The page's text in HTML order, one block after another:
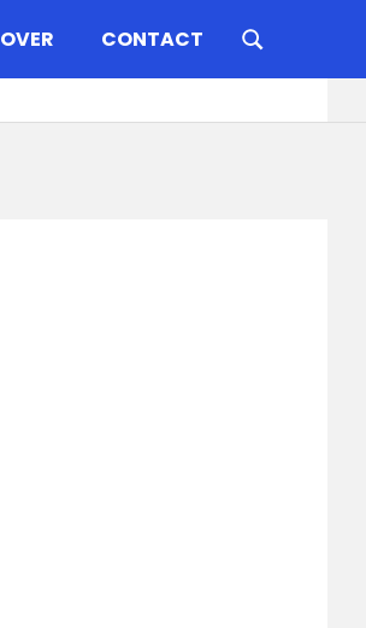
OVER CONTACT